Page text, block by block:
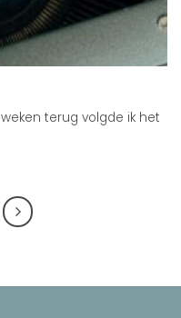
terug volgde ik het